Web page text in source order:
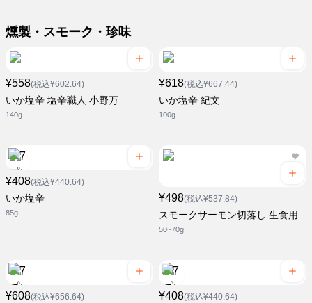
燻製・スモーク・珍味
¥558(税込¥602.64)
いか塩辛 塩辛職人 小野万
140g
¥618(税込¥667.44)
いか塩辛 紀文
100g
¥408(税込¥440.64)
いか塩辛
85g
¥498(税込¥537.84)
スモークサーモン切落し 生食用
50~70g
¥608(税込¥656.64) ¥408(税込¥440.64)